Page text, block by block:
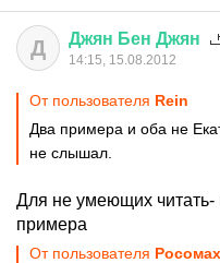
Д Джян Бен Джян
14:15, 15.08.2012
От пользователя Rеin
Два примера и оба не
не слышал.
Для не умеющих
примера
От пользователя